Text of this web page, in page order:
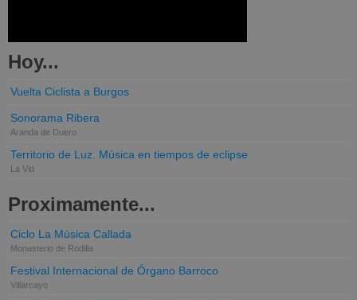
Hoy...
Vuelta Ciclista a Burgos
Sonorama Ribera
Aranda de Duero
Territorio de Luz. Música en tiempos de eclipse
La Vid
Proximamente...
Ciclo La Música Callada
Monasterio de Rodilla
Festival Internacional de Órgano Barroco
Villarcayo